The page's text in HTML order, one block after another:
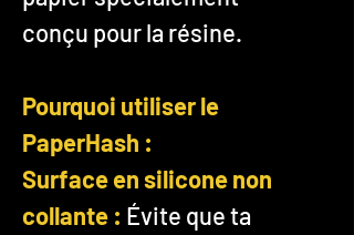
conçu pour la résine.
Pourquoi utiliser le
PaperHash :
Surface en silicone non
collante : Évite que ta